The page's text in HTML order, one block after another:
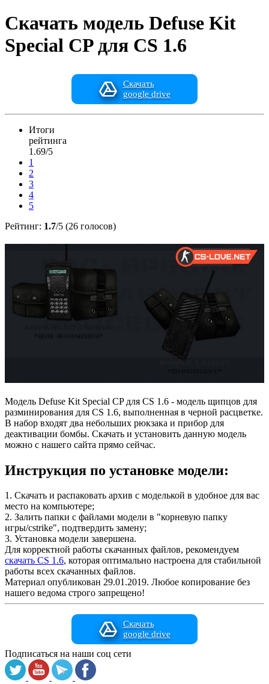
Скачать модель Defuse Kit
Special CP для CS 1.6
Скачать
google drive
Итоги
рейтинга
1.69/5
1
2
3
4
5
Рейтинг: 1.7/5 (26 голосов)
Модель Defuse Kit Special CP для CS 1.6 - модель щипцов для
разминирования для CS 1.6, выполненная в черной расцветке.
В набор входят два небольших рюкзака и прибор для
деактивации бомбы. Скачать и установить данную модель
можно с нашего сайта прямо сейчас.
Инструкция по установке модели:
1. Скачать и распаковать архив с моделькой в удобное для вас
место на компьютере;
2. Залить папки с файлами модели в "корневую папку
игры/cstrike", подтвердить замену;
3. Установка модели завершена.
Для корректной работы скачанных файлов, рекомендуем
скачать CS 1.6, которая оптимально настроена для стабильной
работы всех скачанных файлов.
Материал опубликован 29.01.2019. Любое копирование без
нашего ведома строго запрещено!
Скачать
google drive
Подписаться на наши соц сети